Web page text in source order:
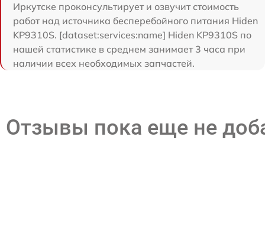
Иркутске проконсультирует и озвучит стоимость
работ над источника бесперебойного питания Hiden
KP9310S. [dataset:services:name] Hiden KP9310S по
нашей статистике в среднем занимает 3 часа при
наличии всех необходимых запчастей.
Отзывы пока еще не